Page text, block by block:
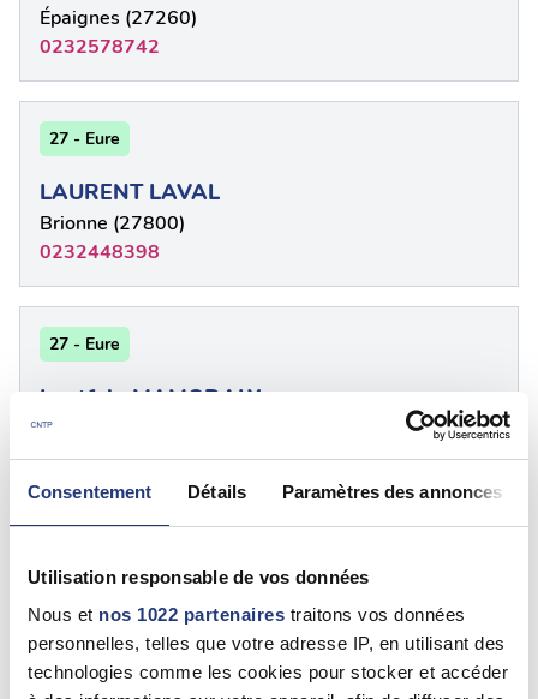
Consentement Détails Paramètres des annonces
Utilisation responsable de vos données
Nous et nos 1022 partenaires traitons vos données
personnelles, telles que votre adresse IP, en utilisant des
technologies comme les cookies pour stocker et accéder
Épaignes (27260)
0232578742
27 - Eure
LAURENT LAVAL
Brionne (27800)
0232448398
27 - Eure
Loutfaly MAMODALY
Sacquenville (27930)
0232349393
Ragot Alain
Bernay (27300)
0232435991